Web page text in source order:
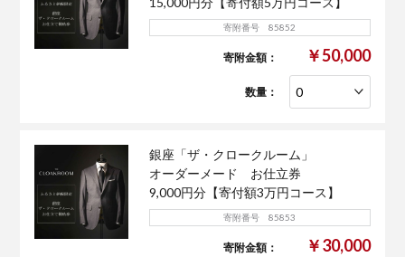
寄附番号 85852
寄附金額： ￥50,000
数量：
銀座「ザ・クロークルーム」
オーダーメード お仕立券
9,000円分【寄付額3万円コース】
寄附番号 85853
寄附金額： ￥30,000